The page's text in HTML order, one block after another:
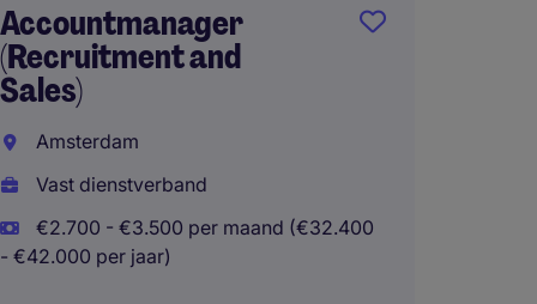
Accountmanager
(Recruitment and
Sales)
Amsterdam
Vast dienstverband
€2.700 - €3.500 per maand (€32.400
- €42.000 per jaar)